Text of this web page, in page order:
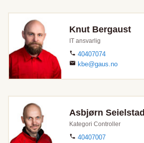
Knut Bergaust
IT ansvarlig
40407074
kbe@gaus.no
Asbjørn Seielstad
Kategori Controller
40407007